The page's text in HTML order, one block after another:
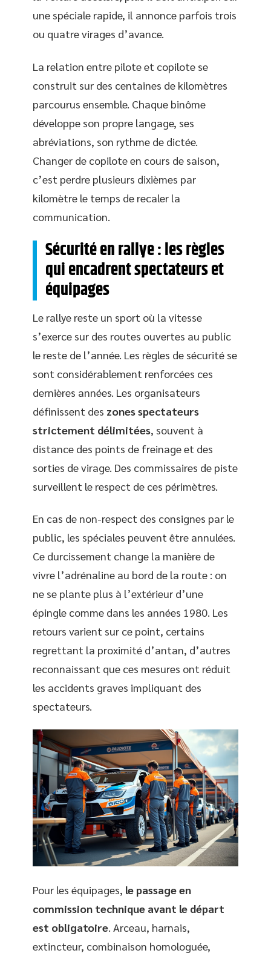
une spéciale rapide, il annonce parfois trois
ou quatre virages d’avance.
La relation entre pilote et copilote se
construit sur des centaines de kilomètres
parcourus ensemble. Chaque binôme
développe son propre langage, ses
abréviations, son rythme de dictée.
Changer de copilote en cours de saison,
c’est perdre plusieurs dixièmes par
kilomètre le temps de recaler la
communication.
Sécurité en rallye : les règles
qui encadrent spectateurs et
équipages
Le rallye reste un sport où la vitesse
s’exerce sur des routes ouvertes au public
le reste de l’année. Les règles de sécurité se
sont considérablement renforcées ces
dernières années. Les organisateurs
définissent des zones spectateurs
strictement délimitées, souvent à
distance des points de freinage et des
sorties de virage. Des commissaires de piste
surveillent le respect de ces périmètres.
En cas de non-respect des consignes par le
public, les spéciales peuvent être annulées.
Ce durcissement change la manière de
vivre l’adrénaline au bord de la route : on
ne se plante plus à l’extérieur d’une
épingle comme dans les années 1980. Les
retours varient sur ce point, certains
regrettant la proximité d’antan, d’autres
reconnaissant que ces mesures ont réduit
les accidents graves impliquant des
spectateurs.
Pour les équipages, le passage en
commission technique avant le départ
est obligatoire. Arceau, harnais,
extincteur, combinaison homologuée,